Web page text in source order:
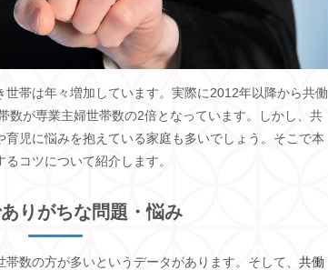
帯は年々増加しています。実際に2012年以降から共働
数が専業主婦世帯数の2倍となっています。しかし、共
児に悩みを抱えている家庭も多いでしょう。そこで本
コツについて紹介します。
りがちな問題・悩み
数の方が多いというデータがあります。そして、共働